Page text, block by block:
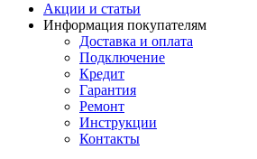
Акции и статьи
Информация покупателям
Доставка и оплата
Подключение
Кредит
Гарантия
Ремонт
Инструкции
Контакты